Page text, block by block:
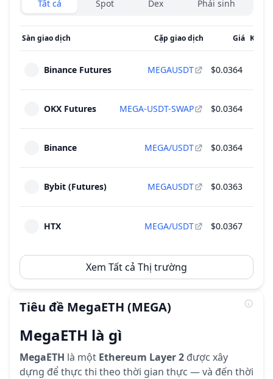
Tất cả Spot Dex Phái sinh
Sàn giao dịch Cặp giao dịch Giá Khối
Binance Futures MEGAUSDT $0.0364
OKX Futures MEGA-USDT-SWAP $0.0364
Binance MEGA/USDT $0.0364
Bybit (Futures) MEGAUSDT $0.0363
HTX MEGA/USDT $0.0367
Xem Tất cả Thị trường
Tiêu đề MegaETH (MEGA)
MegaETH là gì
MegaETH là một Ethereum Layer 2 được xây
dựng để thực thi theo thời gian thực — và đến thời